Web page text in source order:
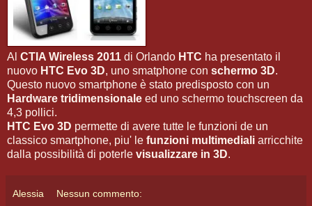
Al CTIA Wireless 2011 di Orlando HTC ha presentato il
nuovo HTC Evo 3D, uno smatphone con schermo 3D.
Questo nuovo smartphone è stato predisposto con un
Hardware tridimensionale ed uno schermo touchscreen da
4,3 pollici.
HTC Evo 3D permette di avere tutte le funzioni de un
classico smartphone, piu' le funzioni multimediali arricchite
dalla possibilità di poterle visualizzare in 3D.
Alessia Nessun commento: